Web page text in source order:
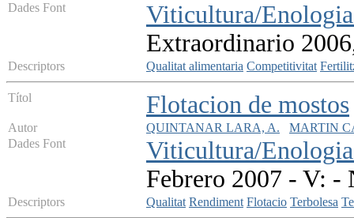
Dades Font
Viticultura/
Extraordinario
Descriptors Qualitat alimentaria Competitivitat
Títol Flotacion de mostos
Autor QUINTANAR LARA, A.
MARTIN
Dades Font
Viticultura/
Febrero 2007 - V: -
Descriptors Qualitat Rendiment Flotacio Terbolesa